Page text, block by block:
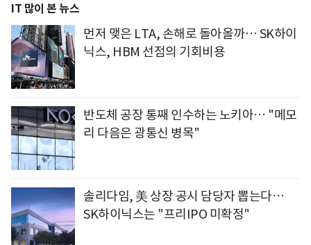
IT 많이 본 뉴스
먼저 맺은 LTA, 손해로 돌아올까… SK하이
닉스, HBM 선점의 기회비용
반도체 공장 통째 인수하는 노키아… "메모
리 다음은 광통신 병목"
솔리다임, 美 상장 공시 담당자 뽑는다…
SK하이닉스는 "프리IPO 미확정"